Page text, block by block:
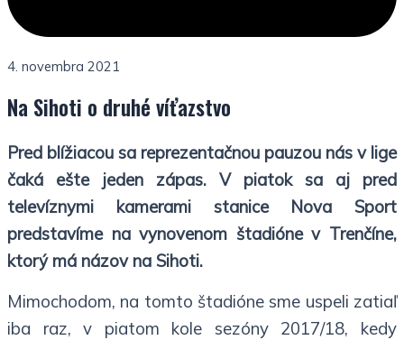
4. novembra 2021
Na Sihoti o druhé víťazstvo
Pred blížiacou sa reprezentačnou pauzou nás v lige
čaká ešte jeden zápas. V piatok sa aj pred
televíznymi kamerami stanice Nova Sport
predstavíme na vynovenom štadióne v Trenčíne,
ktorý má názov na Sihoti.
Mimochodom, na tomto štadióne sme uspeli zatiaľ
iba raz, v piatom kole sezóny 2017/18, kedy